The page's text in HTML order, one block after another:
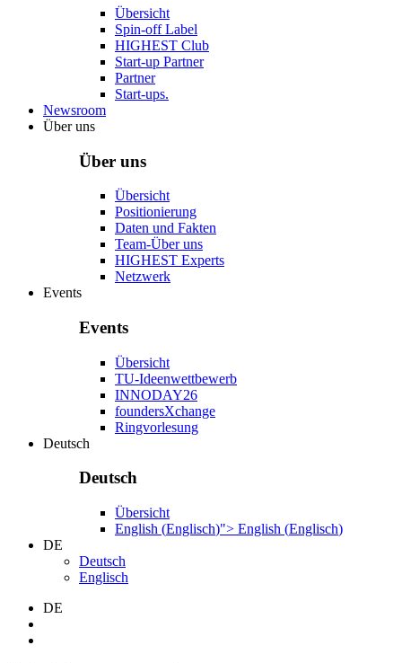
Übersicht
Spin-off Label
HIGHEST Club
Start-up Partner
Partner
Start-ups.
Newsroom
Über uns
Über uns
Übersicht
Positionierung
Daten und Fakten
Team-Über uns
HIGHEST Experts
Netzwerk
Events
Events
Übersicht
TU-Ideenwettbewerb
INNODAY26
foundersXchange
Ringvorlesung
Deutsch
Deutsch
Übersicht
English (Englisch)"> English (Englisch)
DE
Deutsch
Englisch
DE